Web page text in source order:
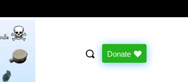
Donate